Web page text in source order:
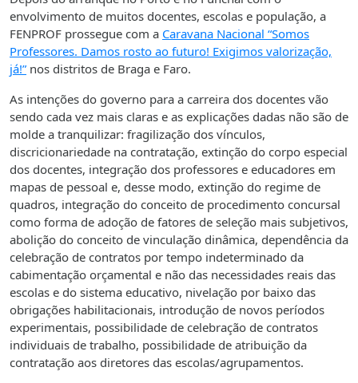
envolvimento de muitos docentes, escolas e população, a
FENPROF prossegue com a Caravana Nacional “Somos
Professores. Damos rosto ao futuro! Exigimos valorização,
já!” nos distritos de Braga e Faro.
As intenções do governo para a carreira dos docentes vão
sendo cada vez mais claras e as explicações dadas não são de
molde a tranquilizar: fragilização dos vínculos,
discricionariedade na contratação, extinção do corpo especial
dos docentes, integração dos professores e educadores em
mapas de pessoal e, desse modo, extinção do regime de
quadros, integração do conceito de procedimento concursal
como forma de adoção de fatores de seleção mais subjetivos,
abolição do conceito de vinculação dinâmica, dependência da
celebração de contratos por tempo indeterminado da
cabimentação orçamental e não das necessidades reais das
escolas e do sistema educativo, nivelação por baixo das
obrigações habilitacionais, introdução de novos períodos
experimentais, possibilidade de celebração de contratos
individuais de trabalho, possibilidade de atribuição da
contratação aos diretores das escolas/agrupamentos.